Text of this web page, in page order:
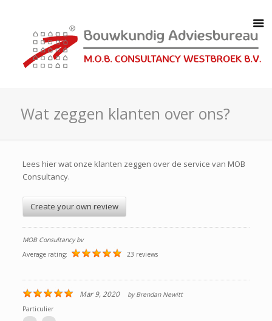
Wat zeggen klanten over ons?
Lees hier wat onze klanten zeggen over de service van MOB
Consultancy.
Create your own review
MOB Consultancy bv
Average rating:
23 reviews
Mar 9, 2020 byBrendan Newitt
Particulier